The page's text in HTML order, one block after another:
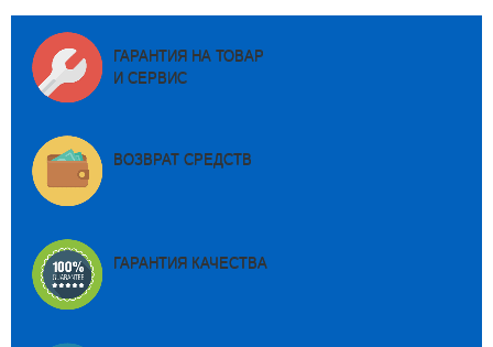
ГАРАНТИЯ НА ТОВАР
И СЕРВИС
ВОЗВРАТ СРЕДСТВ
ГАРАНТИЯ КАЧЕСТВА